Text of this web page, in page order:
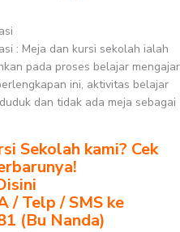
: Meja dan kursi sekolah ialah
pada proses belajar mengajar
ini, aktivitas belajar
dan tidak ada meja sebagai
Sekolah kami? Cek
/ Telp / SMS ke
(Bu Nanda)